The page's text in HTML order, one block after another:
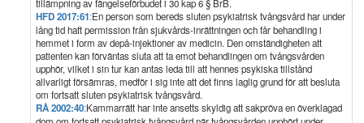
tillämpning av fängelseförbudet i 30 kap 6 § BrB.
HFD 2017:61:En person som bereds sluten psykiatrisk tvångsvård har under
lång tid haft permission från sjukvårds-inrättningen och får behandling i
hemmet i form av depå-injektioner av medicin. Den omständigheten att
patienten kan förväntas sluta att ta emot behandlingen om tvångsvården
upphör, vilket i sin tur kan antas leda till att hennes psykiska tillstånd
allvarligt försämras, medför i sig inte att det finns laglig grund för att besluta
om fortsatt sluten psykiatrisk tvångsvård.
RÅ 2002:40:Kammarrätt har inte ansetts skyldig att sakpröva en överklagad